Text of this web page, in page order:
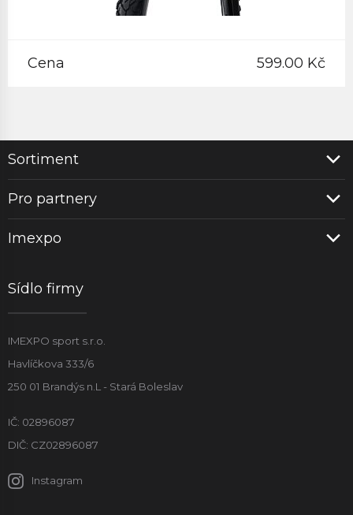
Cena 599.00 Kč
Sortiment
Pro partnery
Imexpo
Sídlo firmy
IMEXPO sport s.r.o.
Havlíčkova 333/6
250 01 Brandýs n.L - Stará Boleslav
IČ: 02896087
DIČ: CZ02896087
Instagram